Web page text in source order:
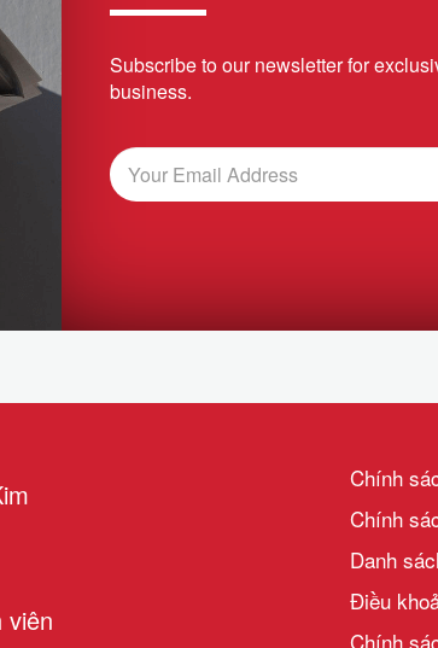
Subscribe to our newsletter for
business.
viên
Chính
Chính
Danh
Điều
Chính